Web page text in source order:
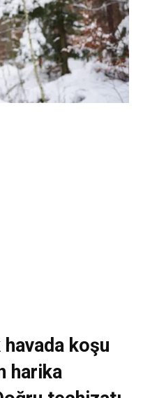
havada koşu
harika